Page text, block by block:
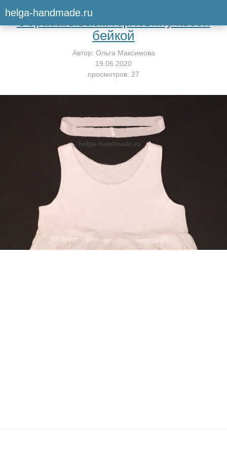
helga-handmade.ruВернуться к мастер-классу
Обрабатываем горловину косой
бейкой
Автор: Ольга Максимова
19.06.2020
просмотров: 27